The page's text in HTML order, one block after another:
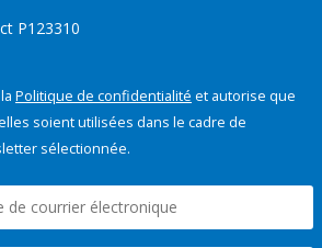
P123310
Politique de confidentialité et autorise que
soient utilisées dans le cadre de
sélectionnée.